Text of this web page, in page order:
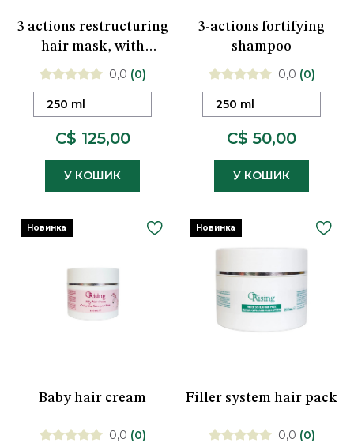
3 actions restructuring
hair mask, with
amazonian babassu and
0,0 (0)
250 ml
C$ 125,00
У КОШИК
3-actions fortifying
shampoo
0,0 (0)
250 ml
C$ 50,00
У КОШИК
Новинка
Baby hair cream
0,0 (0)
Новинка
Filler system hair pack
0,0 (0)